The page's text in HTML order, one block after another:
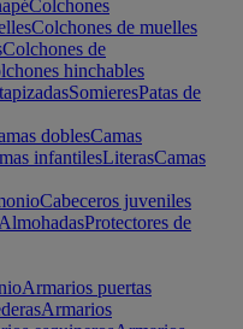
Colchones
Colchones de muelles
Colchones de
hinchables
SomieresPatas de
doblesCamas
infantilesLiterasCamas
Cabeceros juveniles
AlmohadasProtectores de
Armarios puertas
Armarios